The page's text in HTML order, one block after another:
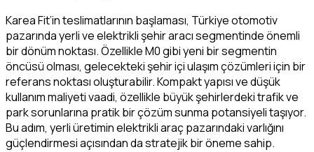
Karea Fit’in teslimatlarının başlaması, Türkiye otomotiv
pazarında yerli ve elektrikli şehir aracı segmentinde önemli
bir dönüm noktası. Özellikle M0 gibi yeni bir segmentin
öncüsü olması, gelecekteki şehir içi ulaşım çözümleri için bir
referans noktası oluşturabilir. Kompakt yapısı ve düşük
kullanım maliyeti vaadi, özellikle büyük şehirlerdeki trafik ve
park sorunlarına pratik bir çözüm sunma potansiyeli taşıyor.
Bu adım, yerli üretimin elektrikli araç pazarındaki varlığını
güçlendirmesi açısından da stratejik bir öneme sahip.